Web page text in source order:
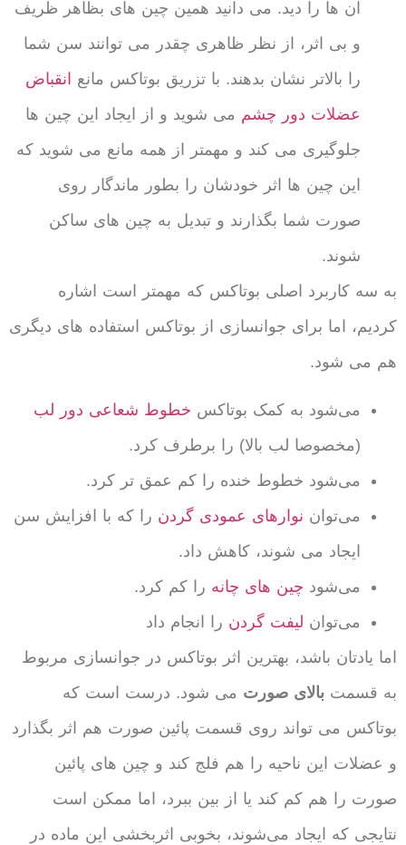
آن ها را دید. می دانید همین چین های بظاهر ظریف
و بی اثر، از نظر ظاهری چقدر می توانند سن شما
را بالاتر نشان بدهند. با تزریق بوتاکس مانع انقباض
عضلات دور چشم می شوید و از ایجاد این چین ها
جلوگیری می کند و مهمتر از همه مانع می شوید که
این چین ها اثر خودشان را بطور ماندگار روی
صورت شما بگذارند و تبدیل به چین های ساکن
شوند.
به سه کاربرد اصلی بوتاکس که مهمتر است اشاره
کردیم، اما برای جوانسازی از بوتاکس استفاده های دیگری
هم می شود.
می‌شود به کمک بوتاکس خطوط شعاعی دور لب
(مخصوصا لب بالا) را برطرف کرد.
می‌شود خطوط خنده را کم عمق تر کرد.
می‌توان نوارهای عمودی گردن را که با افزایش سن
ایجاد می شوند، کاهش داد.
می‌شود چین های چانه را کم کرد.
می‌توان لیفت گردن را انجام داد
اما یادتان باشد، بهترین اثر بوتاکس در جوانسازی مربوط
به قسمت بالای صورت می شود. درست است که
بوتاکس می تواند روی قسمت پائین صورت هم اثر بگذارد
و عضلات این ناحیه را هم فلج کند و چین های پائین
صورت را هم کم کند یا از بین ببرد، اما ممکن است
نتایجی که ایجاد می‌شوند، بخوبی اثربخشی این ماده در